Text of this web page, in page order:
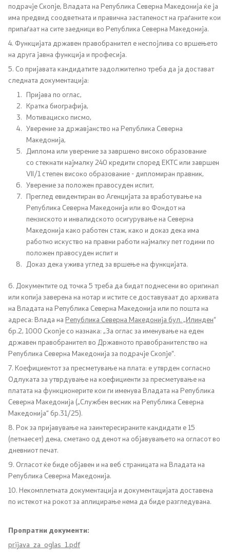
Отчетност
Финансии
Сервисни информации
Антикорупција
Организација и систематизација
Регулатива
Отворени податоци
Контакт
Контакт
Изјава за пристапност
Со еден клик до сите услуги
подрачје Скопје, Владата на Република Северна Македонија ќе ја
има предвид соодветната и правична застапеност на граѓаните кои
припаѓаат на сите заедници во Република Северна Македонија.
4. Функцијата државен правобранител е неспојлива со вршењето
на друга јавна функција и професија.
5. Со пријавата кандидатите задолжително треба да ја достават
следната документација:
Пријава по оглас,
Кратка биографија,
Мотивациско писмо,
Уверение за државјанство на Република Северна
Македонија,
Диплома или уверение за завршено високо образование
со стекнати најмалку 240 кредити според ЕКТС или завршен
VII/1 степен високо образование - дипломиран правник,
Уверение за положен правосуден испит,
Преглед евидентиран во Агенциjaта за вработување на
Република Северна Македонија или во Фондот на
пензиското и инвалидското осигурување на Северна
Македонија како работен стаж, како и доказ дека има
работно искуство на правни работи најмалку пет години по
положен правосуден испит и
Доказ дека ужива углед за вршење на функцијата.
6. Документите од точка 5 треба да бидат поднесени во оригинал
или копија заверена на нотар и истите се доставуваат до архивата
на Владата на Република Северна Македонија или по пошта на
адреса: Влада на Република Северна Македонија бул. „Илинден“
бр.2, 1000 Скопје со назнака: „За оглас за именување на еден
државен правобранител во Државното правобранителство на
Република Северна Македонија за подрачје Скопје“.
7. Коефициентот за пресметување на плата: е утврден согласно
Одлуката за утврдување на коефициенти за пресметување на
платата на функционерите кои ги именува Владата на Република
Северна Македонија („Службен весник на Република Северна
Македонија“ бр.31/25).
8. Рок за пријавување на заинтересираните кандидати е 15
(петнаесет) дена, сметано од денот на објавувањето на огласот во
дневниот печат.
9. Огласот ќе биде објавен и на веб страницата на Владата на
Република Северна Македонија.
10. Некомплетната документација и документацијата доставена
по истекот на рокот за аплицирање нема да биде разгледувана.
Пропратни документи:
prijava_za_oglas_1.pdf